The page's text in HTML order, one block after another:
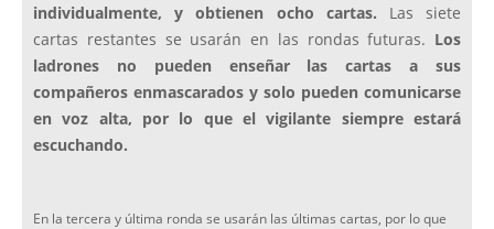
individualmente, y obtienen ocho cartas. Las siete
cartas restantes se usarán en las rondas futuras. Los
ladrones no pueden enseñar las cartas a sus
compañeros enmascarados y solo pueden comunicarse
en voz alta, por lo que el vigilante siempre estará
escuchando.
En la tercera y última ronda se usarán las últimas cartas, por lo que